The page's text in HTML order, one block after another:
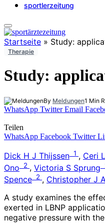
sportlerzeitung
Startseite » Study:
Therapie
Study:
By Meldungen1 Min
WhatsApp Twitter Email
Teilen
WhatsApp Facebook Twitter
Dick H J Thijssen 1 , Ceri
Ono 2 , Victoria S Sprung
Spence 2 , Christopher J
A study examines the
exerted in LBNP
negative pressure with the